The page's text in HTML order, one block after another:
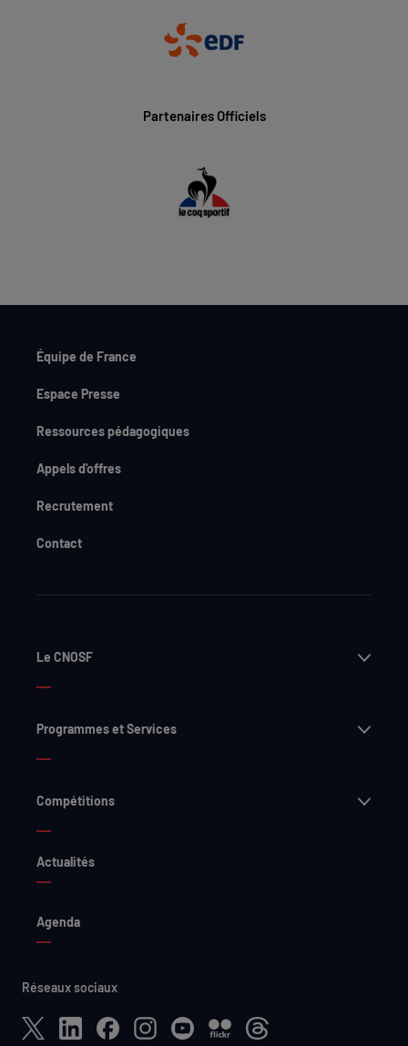
Partenaires Officiels
Équipe de France
Espace Presse
Ressources pédagogiques
Appels d'offres
Recrutement
Contact
Le CNOSF
Programmes et Services
Compétitions
Actualités
Agenda
Réseaux sociaux
X LinkedInFacebookInstagramYouTubeFlickr Threads